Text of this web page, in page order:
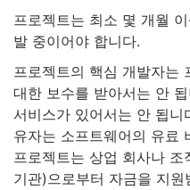
프로젝트는 최소 몇 개월
발 중이어야 합니다.
프로젝트의 핵심 개발자는
대한 보수를 받아서는 안
서비스가 있어서는 안 됩
유자는 소프트웨어의 유료
프로젝트는 상업 회사나
기관)으로부터 자금을 지